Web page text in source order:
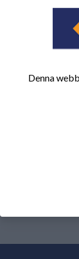
Denna